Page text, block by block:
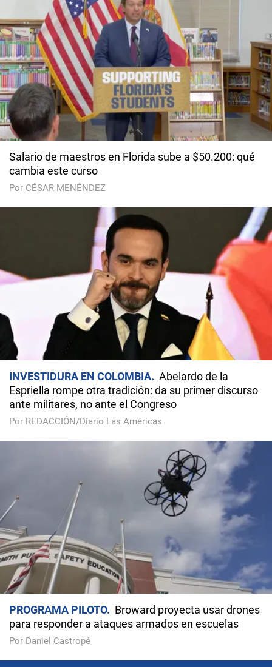
Salario de maestros en Florida sube a $50.200: qué
cambia este curso
Por CÉSAR MENÉNDEZ
INVESTIDURA EN COLOMBIA
Abelardo de la
Espriella rompe otra tradición: da su primer discurso
ante militares, no ante el Congreso
Por REDACCIÓN/Diario Las Américas
PROGRAMA PILOTO
Broward proyecta usar drones
para responder a ataques armados en escuelas
Por Daniel Castropé